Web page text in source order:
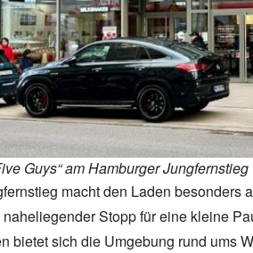
Guys“ am Hamburger
macht den Laden besonders
Stopp für eine kleine
bietet sich die Umgebung rund ums